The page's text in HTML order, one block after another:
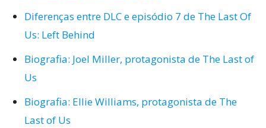
Diferenças entre DLC e episódio 7 de The Last Of
Us: Left Behind
Biografia: Joel Miller, protagonista de The Last of
Us
Biografia: Ellie Williams, protagonista de The
Last of Us